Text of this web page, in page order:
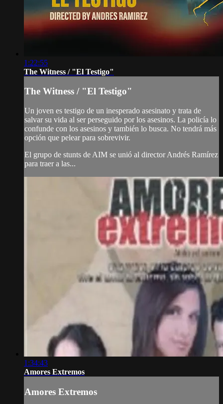
1:22:55
The Witness / "El Testigo"
The Witness / "El Testigo"
Un joven es testigo de un inesperado asesinato y trata de
salvar su vida al ser perseguido por los asesinos. La policía lo
confunde con los asesinos y también lo busca. No tendrá más
opción que pelear para sobrevivir.
El grupo de stunts de AIM se unió al director Andrés Ramírez
para traer a las...
1:34:43
Amores Extremos
Amores Extremos